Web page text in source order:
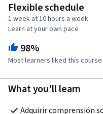
Flexible schedule
1 week at 10 hours a week
Learn at your own pace
98%
Most learners liked this course
What you'll learn
Adquirir comprensión